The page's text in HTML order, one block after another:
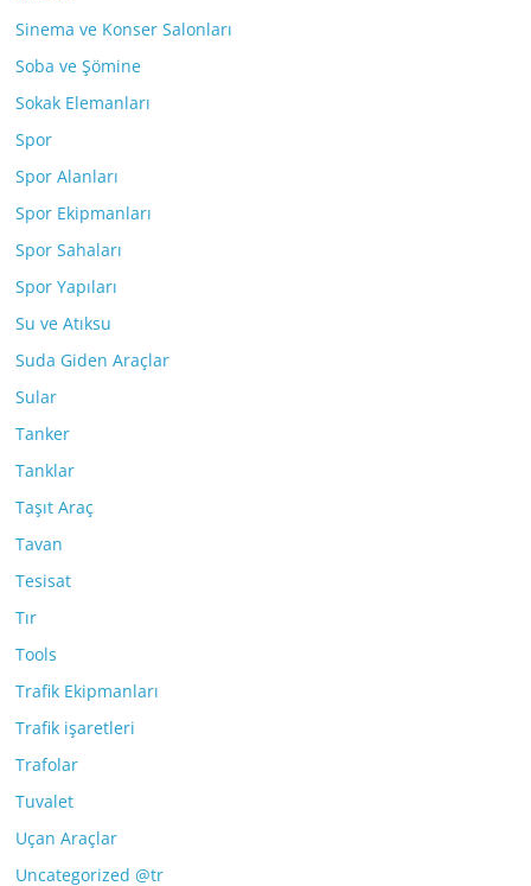
Sinema ve Konser Salonları
Soba ve Şömine
Sokak Elemanları
Spor
Spor Alanları
Spor Ekipmanları
Spor Sahaları
Spor Yapıları
Su ve Atıksu
Suda Giden Araçlar
Sular
Tanker
Tanklar
Taşıt Araç
Tavan
Tesisat
Tır
Tools
Trafik Ekipmanları
Trafik işaretleri
Trafolar
Tuvalet
Uçan Araçlar
Uncategorized @tr